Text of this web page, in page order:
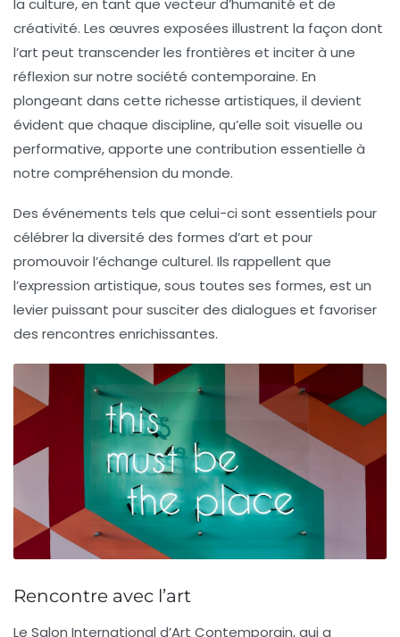
la culture, en tant que vecteur d’humanité et de
créativité. Les œuvres exposées illustrent la façon dont
l’art peut transcender les frontières et inciter à une
réflexion sur notre société contemporaine. En
plongeant dans cette richesse artistiques, il devient
évident que chaque discipline, qu’elle soit visuelle ou
performative, apporte une contribution essentielle à
notre compréhension du monde.
Des événements tels que celui-ci sont essentiels pour
célébrer la diversité des formes d’art et pour
promouvoir l’échange culturel. Ils rappellent que
l’expression artistique, sous toutes ses formes, est un
levier puissant pour susciter des dialogues et favoriser
des rencontres enrichissantes.
Rencontre avec l’art
Le Salon International d’Art Contemporain, qui a